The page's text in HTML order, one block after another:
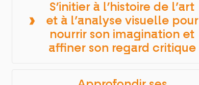
S’initier à l’histoire de l’art
et à l’analyse visuelle pour
nourrir son imagination et
affiner son regard critique